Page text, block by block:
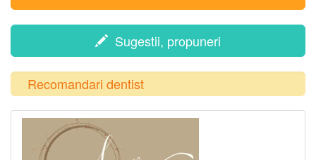
Sugestii, propuneri
Recomandari dentist